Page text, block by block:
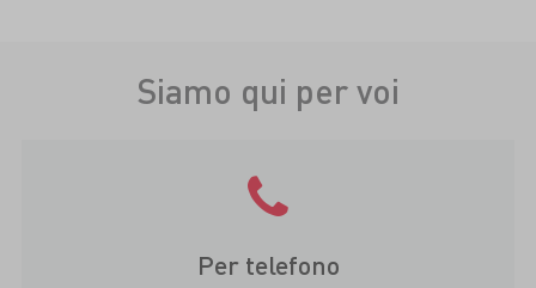
Siamo qui per voi
Per telefono